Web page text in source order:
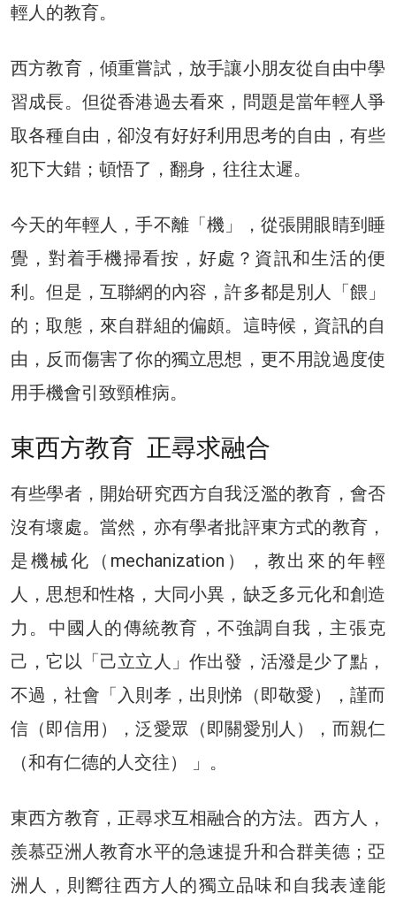
輕人的教育。
西方教育，傾重嘗試，放手讓小朋友從自由中學
習成長。但從香港過去看來，問題是當年輕人爭
取各種自由，卻沒有好好利用思考的自由，有些
犯下大錯；頓悟了，翻身，往往太遲。
今天的年輕人，手不離「機」，從張開眼睛到睡
覺，對着手機掃看按，好處？資訊和生活的便
利。但是，互聯網的內容，許多都是別人「餵」
的；取態，來自群組的偏頗。這時候，資訊的自
由，反而傷害了你的獨立思想，更不用說過度使
用手機會引致頸椎病。
東西方教育 正尋求融合
有些學者，開始研究西方自我泛濫的教育，會否
沒有壞處。當然，亦有學者批評東方式的教育，
是機械化（mechanization），教出來的年輕
人，思想和性格，大同小異，缺乏多元化和創造
力。中國人的傳統教育，不強調自我，主張克
己，它以「己立立人」作出發，活潑是少了點，
不過，社會「入則孝，出則悌（即敬愛），謹而
信（即信用），泛愛眾（即關愛別人），而親仁
（和有仁德的人交往） 」。
東西方教育，正尋求互相融合的方法。西方人，
羨慕亞洲人教育水平的急速提升和合群美德；亞
洲人，則嚮往西方人的獨立品味和自我表達能